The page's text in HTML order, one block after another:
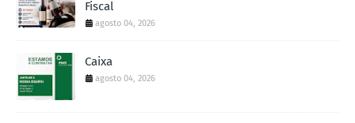
Fiscal
agosto 04, 2026
Caixa
agosto 04, 2026